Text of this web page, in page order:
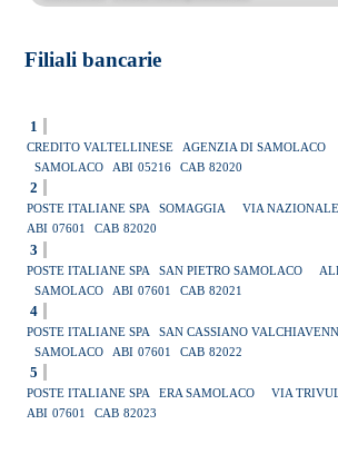
Filiali bancarie
1
CREDITO VALTELLINESE AGENZIA DI SAMOLACO
SAMOLACO
ABI 05216 CAB 82020
2
POSTE ITALIANE SPA SOMAGGIA VIA
ABI 07601 CAB 82020
3
POSTE ITALIANE SPA SAN PIETRO SAMOLACO
SAMOLACO
ABI 07601 CAB 82021
4
POSTE ITALIANE SPA SAN CASSIANO
SAMOLACO
ABI 07601 CAB 82022
5
POSTE ITALIANE SPA ERA SAMOLACO VIA
ABI 07601 CAB 82023